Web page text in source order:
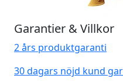
Garantier & Villkor
2 års produktgaranti
30 dagars nöjd kund